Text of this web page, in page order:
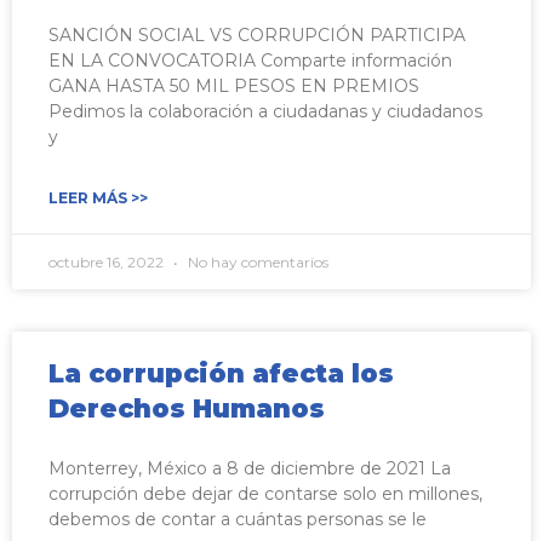
SANCIÓN SOCIAL VS CORRUPCIÓN PARTICIPA
EN LA CONVOCATORIA Comparte información
GANA HASTA 50 MIL PESOS EN PREMIOS
Pedimos la colaboración a ciudadanas y ciudadanos
y
LEER MÁS >>
octubre 16, 2022 No hay comentarios
La corrupción afecta los
Derechos Humanos
Monterrey, México a 8 de diciembre de 2021 La
corrupción debe dejar de contarse solo en millones,
debemos de contar a cuántas personas se le